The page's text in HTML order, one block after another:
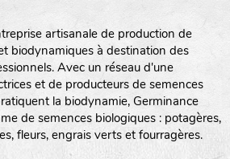
artisanale de production de
biodynamiques à destination des
Avec un réseau d'une
et de producteurs de semences
la biodynamie, Germinance
de semences biologiques : potagères,
fleurs, engrais verts et fourragères.